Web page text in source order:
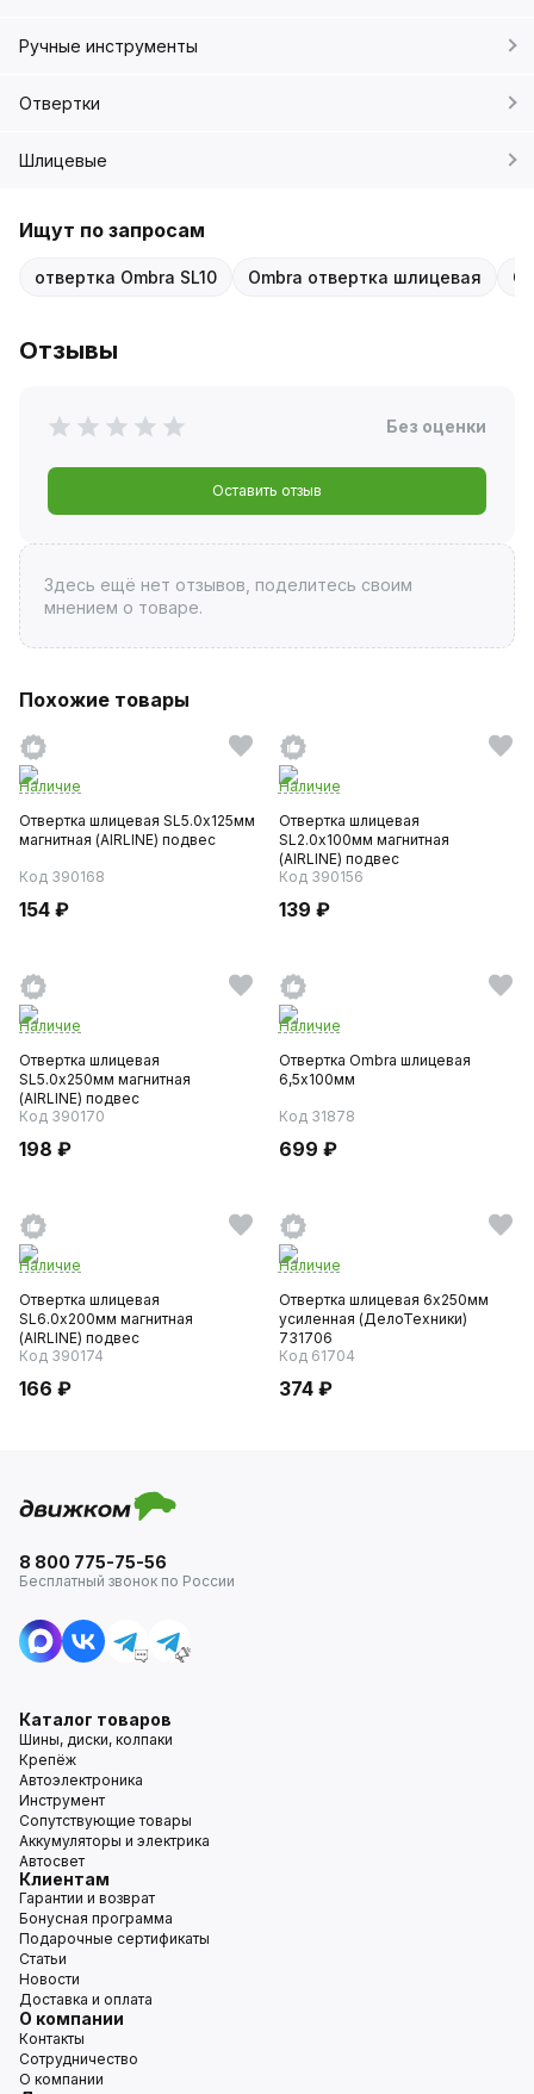
Ручные инструменты
Отвертки
Шлицевые
Ищут по запросам
отвертка Ombra SL10 Ombra отвертка шлицевая
Отзывы
Без оценки
Оставить отзыв
Здесь ещё нет отзывов, поделитесь своим
мнением о товаре.
Похожие товары
Наличие
Отвертка шлицевая SL5.0х125мм
магнитная (AIRLINE) подвес
Код 390168
154 ₽
Наличие
Отвертка шлицевая
SL2.0х100мм магнитная
(AIRLINE) подвес
Код 390156
139 ₽
Наличие
Отвертка шлицевая
SL5.0х250мм магнитная
(AIRLINE) подвес
Код 390170
198 ₽
Наличие
Отвертка Ombra шлицевая
6,5х100мм
Код 31878
699 ₽
Наличие
Отвертка шлицевая
SL6.0х200мм магнитная
(AIRLINE) подвес
Код 390174
166 ₽
Наличие
Отвертка шлицевая 6х250мм
усиленная (ДелоТехники)
731706
Код 61704
374 ₽
8 800 775-75-56
Бесплатный звонок по России
Каталог товаров
Шины, диски, колпаки
Крепёж
Автоэлектроника
Инструмент
Сопутствующие товары
Аккумуляторы и электрика
Автосвет
Клиентам
Гарантии и возврат
Бонусная программа
Подарочные сертификаты
Статьи
Новости
Доставка и оплата
О компании
Контакты
Сотрудничество
О компании